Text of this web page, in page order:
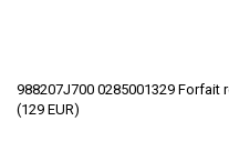
988207J700 0285001329 Forfait
(129 EUR)